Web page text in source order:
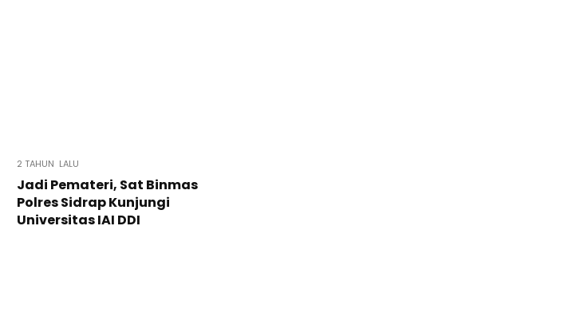
2 TAHUN LALU
Jadi Pemateri, Sat Binmas
Polres Sidrap Kunjungi
Universitas IAI DDI